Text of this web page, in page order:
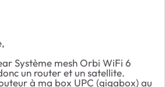
Système mesh Orbi WiFi 6
un router et un satellite.
à ma box UPC (gigabox) au